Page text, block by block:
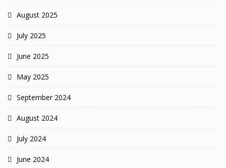
August 2025
July 2025
June 2025
May 2025
September 2024
August 2024
July 2024
June 2024